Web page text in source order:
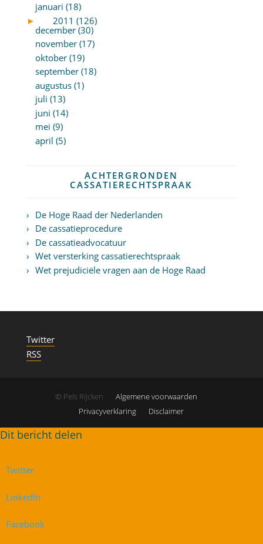
januari (18)
►
2011 (126)
december (30)
november (17)
oktober (19)
september (18)
augustus (1)
juli (13)
juni (14)
mei (9)
april (5)
ACHTERGRONDEN
CASSATIERECHTSPRAAK
De Hoge Raad der Nederlanden
De cassatieprocedure
De cassatieadvocatuur
Wet versterking cassatierechtspraak
Wet prejudiciële vragen aan de Hoge Raad
Twitter
RSS
© Pels Rijcken
Algemene voorwaarden
Privacyverklaring
Disclaimer
Twitter
LinkedIn
Facebook